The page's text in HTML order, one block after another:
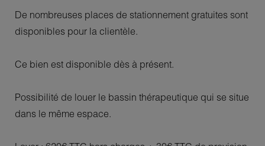
De nombreuses places de stationnement gratuites sont
disponibles pour la clientèle.
Ce bien est disponible dès à présent.
Possibilité de louer le bassin thérapeutique qui se situe
dans le même espace.